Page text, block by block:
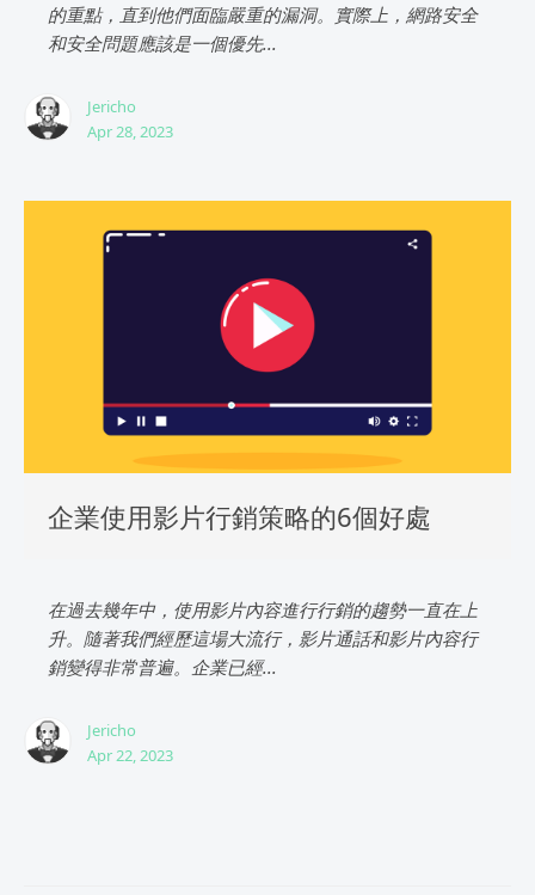
的重點，直到他們面臨嚴重的漏洞。實際上，網路安全
和安全問題應該是一個優先...
Jericho
Apr 28, 2023
企業使用影片行銷策略的6個好處
在過去幾年中，使用影片內容進行行銷的趨勢一直在上
升。隨著我們經歷這場大流行，影片通話和影片內容行
銷變得非常普遍。企業已經...
Jericho
Apr 22, 2023